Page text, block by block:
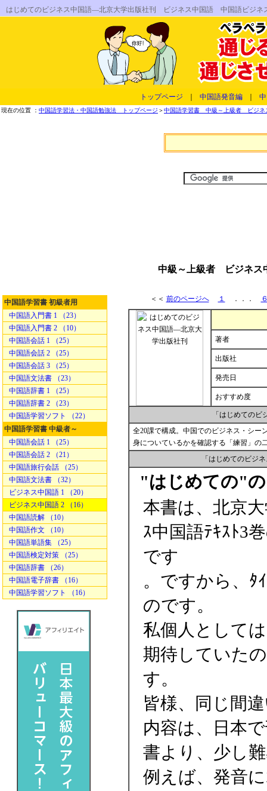
はじめてのビジネス中国語―北京大学出版社刊 ビジネス中国語 中国語ビ
トップページ 中国語発音編
現在の位置 ： 中国語学習法・中国語勉強法 トップページ ＞中国語学習書 中級～上級者 ビジネ
中級～上級者 ビジネス
中国語学習書 初級者用
中国語入門書 1 （23）
中国語入門書 2 （10）
中国語会話 1 （25）
中国語会話 2 （25）
中国語会話 3 （25）
中国語文法書 （23）
中国語辞書 1 （25）
中国語辞書 2 （23）
中国語学習ソフト （22）
中国語学習書 中級者～
中国語会話 1 （25）
中国語会話 2 （21）
中国語旅行会話 （25）
中国語文法書 （32）
ビジネス中国語 1 （20）
ビジネス中国語 2 （16）
中国語読解 （10）
中国語作文 （10）
中国語単語集 （25）
中国語検定対策 （25）
中国語辞書 （26）
中国語電子辞書 （16）
中国語学習ソフト （16）
＜＜ 前のページへ １ ．．．
著者
出版社
発売日
おすすめ度
「はじめての
全20課で構成。中国でのビジネス・シー
身についているかを確認する「練習」の
「はじめてのビジ
"はじめての"
本書は、北京
ｽ中国語ﾃｷｽﾄ3
です
。ですから、ﾀ
のです。
私個人として
期待していた
す。
皆様、同じ間
内容は、日本
書より、少し
例えば、発音